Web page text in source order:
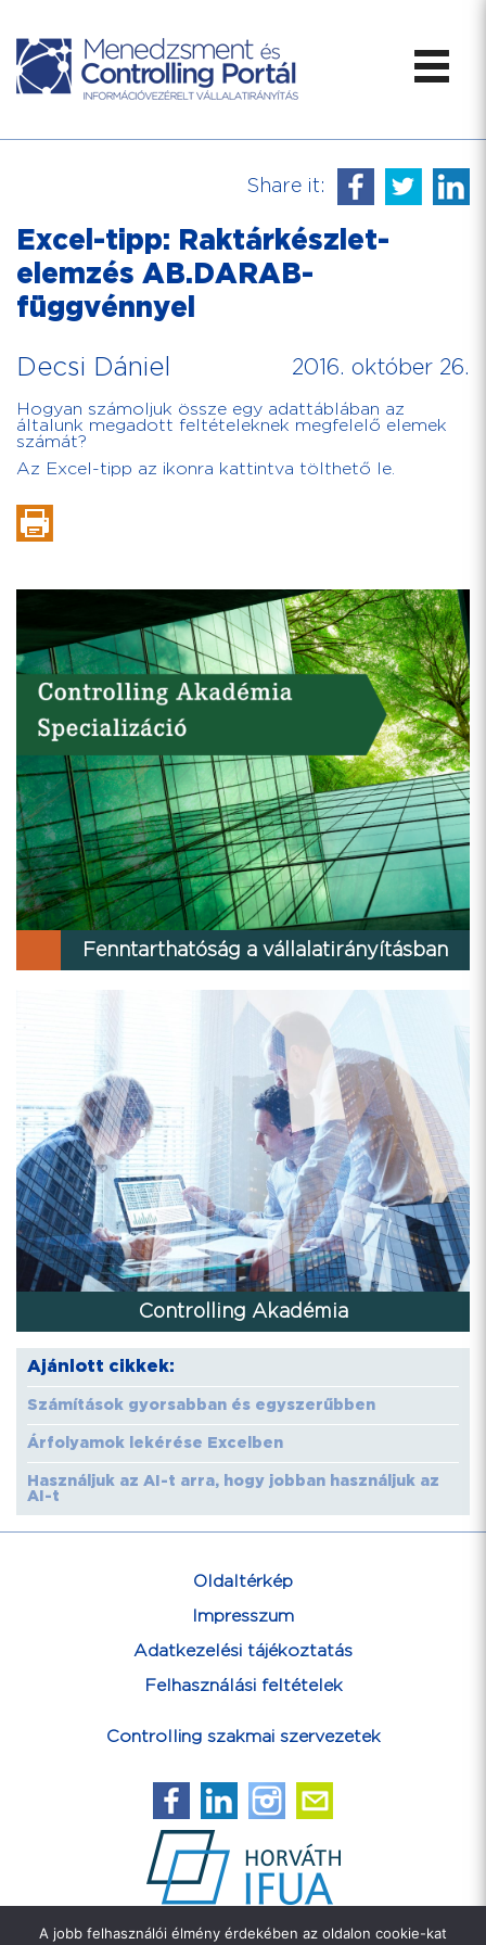
Share it:
Excel-tipp: Raktárkészlet-
elemzés AB.DARAB-
függvénnyel
Decsi Dániel 2016. október 26.
Hogyan számoljuk össze egy adattáblában az
általunk megadott feltételeknek megfelelő elemek
számát?
Az Excel-tipp az ikonra kattintva tölthető le.
Fenntarthatóság a vállalatirányításban
Controlling Akadémia
Ajánlott cikkek:
Számítások gyorsabban és egyszerűbben
Árfolyamok lekérése Excelben
Használjuk az AI-t arra, hogy jobban használjuk az
AI-t
Oldaltérkép
Impresszum
Adatkezelési tájékoztatás
Felhasználási feltételek
Controlling szakmai szervezetek
A jobb felhasználói élmény érdekében az oldalon cookie-kat